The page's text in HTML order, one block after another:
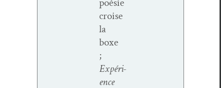
poésie
croise
la
boxe
;
Expéri­
ence